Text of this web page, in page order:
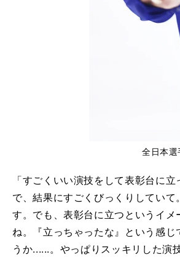
全日本
「すごくいい演技をして表彰台に
で、結果にすごくびっくりしてい
す。でも、表彰台に立つというイ
ね。『立っちゃったな』という感
うか......。やっぱりスッキリした演